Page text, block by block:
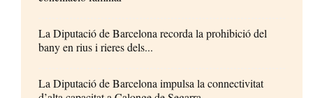
La Diputació de Barcelona recorda la prohibició del
bany en rius i rieres dels...
La Diputació de Barcelona impulsa la connectivitat